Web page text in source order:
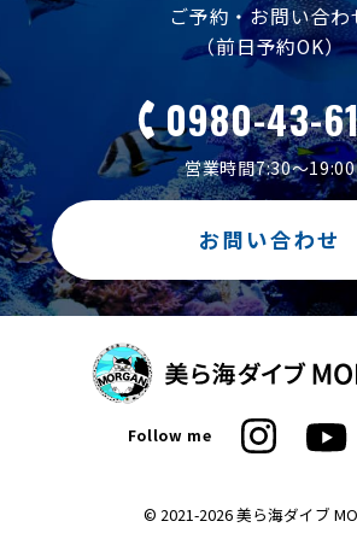
ご予約・お問い合わ
（前日予約OK）
0980-43-
営業時間7:30～19:00
お問い合わせ
Follow me
© 2021-2026 美ら海ダイブ